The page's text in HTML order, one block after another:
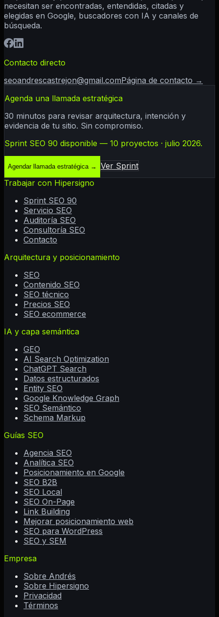
necesitan ser encontradas, entendidas, citadas y
elegidas en Google, buscadores con IA y canales de
búsqueda.
Contacto directo
seoandrescastrejon@gmail.comPágina de contacto →
Agenda una llamada estratégica
30 minutos para revisar arquitectura, intención y
evidencia de tu sitio. Sin compromiso.
Sprint SEO 90 disponible — 10 proyectos · julio 2026.
Agendar llamada estratégica→
Ver Sprint
Trabajar con Hipersigno
Sprint SEO 90
Servicio SEO
Auditoría SEO
Consultoría SEO
Contacto
Arquitectura y posicionamiento
SEO
Contenido SEO
SEO técnico
Precios SEO
SEO ecommerce
IA y capa semántica
GEO
AI Search Optimization
ChatGPT Search
Datos estructurados
Entity SEO
Google Knowledge Graph
SEO Semántico
Schema Markup
Guías SEO
Agencia SEO
Analítica SEO
Posicionamiento en Google
SEO B2B
SEO Local
SEO On-Page
Link Building
Mejorar posicionamiento web
SEO para WordPress
SEO y SEM
Empresa
Sobre Andrés
Sobre Hipersigno
Privacidad
Términos